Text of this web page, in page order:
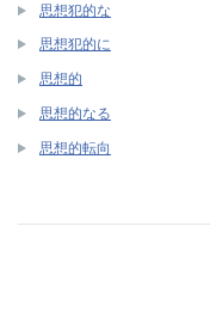
思想犯的な
思想犯的に
思想的
思想的なる
思想的転向